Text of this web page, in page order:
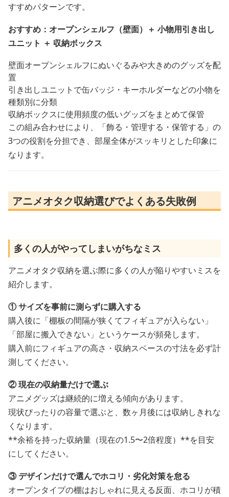
すすめパターンです。
おすすめ：オープンシェルフ（壁面）＋ 小物用引き出し
ユニット ＋ 収納ボックス
壁面オープンシェルフにぬいぐるみや大きめのグッズを配
置
引き出しユニットで缶バッジ・キーホルダーなどの小物を
種類別に分類
収納ボックスに使用頻度の低いグッズをまとめて保管
この組み合わせにより、「飾る・管理する・保管する」の
3つの役割を分担でき、部屋全体がスッキリとした印象に
なります。
アニメオタク収納選びでよくある失敗例
多くの人がやってしまいがちなミス
アニメオタク収納を選ぶ際に多くの人が陥りやすいミスを
紹介します。
① サイズを事前に測らずに購入する
購入後に「棚板の間隔が狭くてフィギュアが入らない」
「部屋に搬入できない」というケースが頻発します。
購入前にフィギュアの高さ・収納スペースの寸法を必ず計
測してください。
② 現在の収納量だけで選ぶ
アニメグッズは継続的に増える傾向があります。
現状ぴったりの容量で選ぶと、数ヶ月後には収納しきれな
くなります。
**余裕を持った収納量（現在の1.5〜2倍程度）**を目安
にしてください。
③ デザインだけで選んでホコリ・劣化対策を怠る
オープンタイプの棚はおしゃれに見える反面、ホコリが積